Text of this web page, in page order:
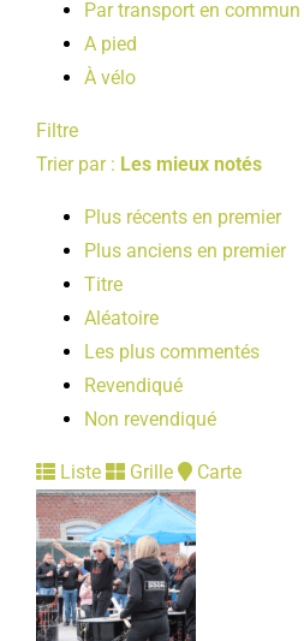
Par transport en commun
A pied
À vélo
Filtre
Trier par : Les mieux notés
Plus récents en premier
Plus anciens en premier
Titre
Aléatoire
Les plus commentés
Revendiqué
Non revendiqué
Liste Grille Carte